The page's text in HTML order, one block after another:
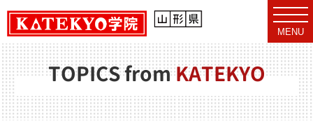
t
o
g
g
l
e
n
v
i
g
MENU
TOPICS fromKATEKYO